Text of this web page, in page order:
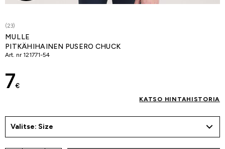
(23)
MULLE
PITKÄHIHAINEN PUSERO CHUCK
Art. nr 121771-54
7€
KATSO HINTAHISTORIA
Valitse: Size